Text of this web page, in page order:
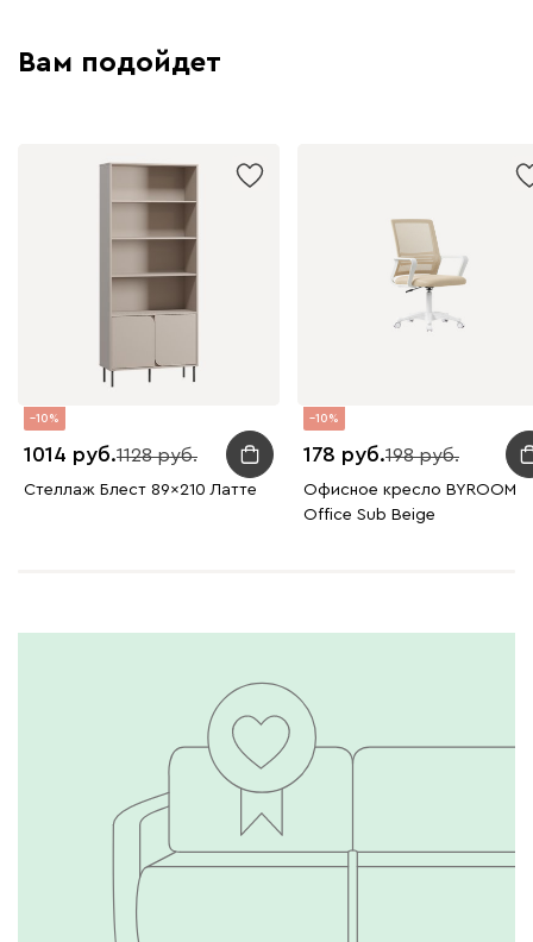
Вам подойдет
10
1014 1128
Стеллаж Блест 89x210 Латте
10
178 198
Офисное кресло BYROOM
Office Sub Beige